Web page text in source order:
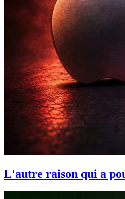
L'autre raison qui a